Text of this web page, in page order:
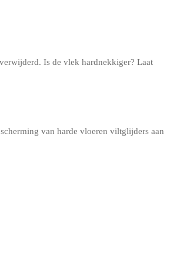
Is de vlek hardnekkiger? Laat
van harde vloeren viltglijders aan